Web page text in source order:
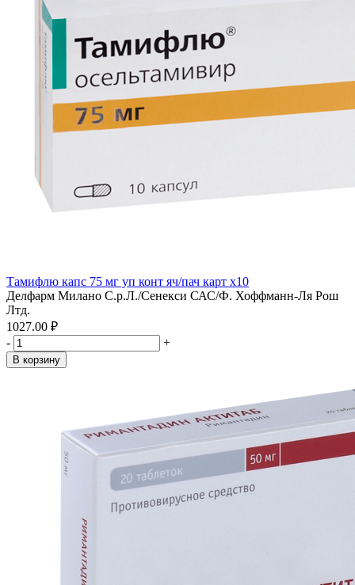
Тамифлю капс 75 мг уп конт яч/пач карт x10
Делфарм Милано С.р.Л./Сенекси САС/Ф. Хоффманн-Ля Рош
Лтд.
1027.00 ₽
-
+
В корзину